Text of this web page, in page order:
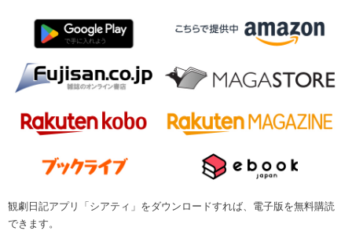
観劇日記アプリ「シアティ」をダウンロードすれば、電子版を無料購読
できます。